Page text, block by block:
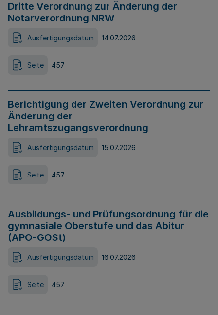
Dritte Verordnung zur Änderung der
Notarverordnung NRW
Ausfertigungsdatum 14.07.2026
Seite 457
Berichtigung der Zweiten Verordnung zur
Änderung der
Lehramtszugangsverordnung
Ausfertigungsdatum 15.07.2026
Seite 457
Ausbildungs- und Prüfungsordnung für die
gymnasiale Oberstufe und das Abitur
(APO-GOSt)
Ausfertigungsdatum 16.07.2026
Seite 457